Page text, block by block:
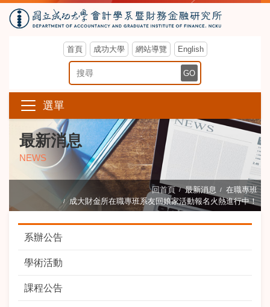
首頁 成功大學 網站導覽 English
搜尋關鍵字 GO
選單
最新消息
NEWS
回首頁 最新消息
在職專班
成大財金所在職專班系友回娘家活動報名火熱進行中！
系辦公告
學術活動
課程公告